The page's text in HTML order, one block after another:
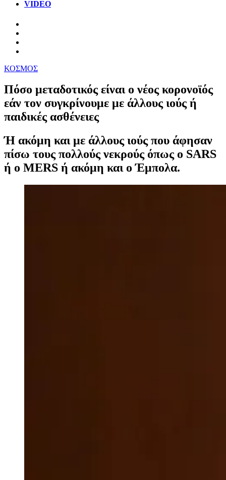
VIDEO
ΚΟΣΜΟΣ
Πόσο μεταδοτικός είναι ο νέος κορονοϊός
εάν τον συγκρίνουμε με άλλους ιούς ή
παιδικές ασθένειες
Ή ακόμη και με άλλους ιούς που άφησαν
πίσω τους πολλούς νεκρούς όπως ο SARS
ή ο ΜERS ή ακόμη και ο Έμπολα.